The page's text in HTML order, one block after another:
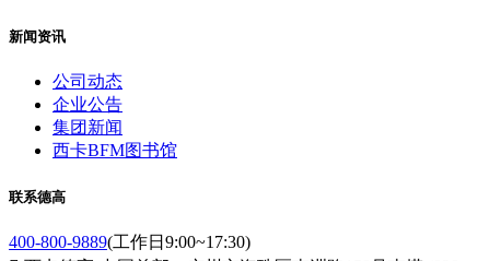
新闻资讯
公司动态
企业公告
集团新闻
西卡BFM图书馆
联系德高
400-800-9889(工作日9:00~17:30)